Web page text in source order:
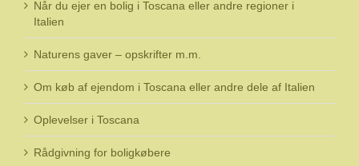
Når du ejer en bolig i Toscana eller andre regioner i
Italien
Naturens gaver – opskrifter m.m.
Om køb af ejendom i Toscana eller andre dele af Italien
Oplevelser i Toscana
Rådgivning for boligkøbere